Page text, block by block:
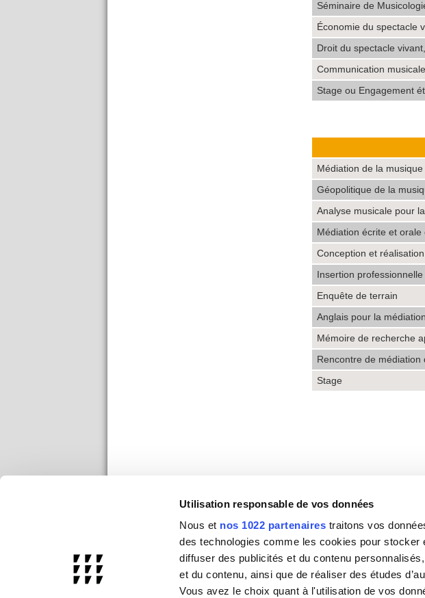
Utilisation responsable de vos données
Nous et nos 1022 partenaires traitons vos
des technologies comme les cookies pour
diffuser des publicités et du contenu
et du contenu, ainsi que de réaliser des études
Vous avez le choix quant à l'utilisation de vos
Séminaire de
Économie du spectacle
Droit du spectacle
Communication musicale
Stage ou Engagement
Médiation de la musique
Géopolitique de la
Analyse musicale pour
Médiation écrite et orale
Conception et
Insertion
Enquête de terrain
Anglais pour la
Mémoire de recherche
Rencontre de médiation
Stage